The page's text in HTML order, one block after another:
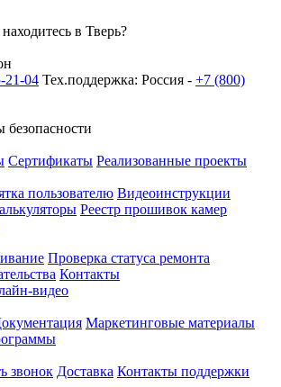
в Тверь?
21-04 Тех.поддержка: Россия - +7 (800)
Сертификаты Реализованные проекты
пользователю Видеоинструкции
Реестр прошивок камер
Проверка статуса ремонта
Контакты
видео
Маркетинговые материалы
звонок Доставка Контакты поддержки